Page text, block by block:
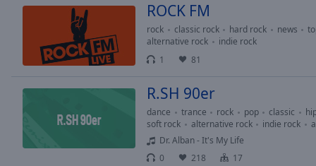
Chapters
Chapters
ROCK FM
rock classic rock hard rock news
alternative rock
indie rock
1
81
R.SH 90er
dance trance rock pop classic
soft rock
alternative rock indie rock
Dr. Alban - It's My Life
0
218 17